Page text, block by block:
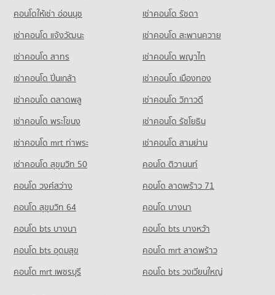
คอนโดให้เช่า อ่อนนุช
เช่าคอนโด รัชดา
เช่าคอนโด แจ้งวัฒนะ
เช่าคอนโด สะพานควาย
เช่าคอนโด สาทร
เช่าคอนโด พญาไท
เช่าคอนโด ปิ่นเกล้า
เช่าคอนโด เมืองทอง
เช่าคอนโด ตลาดพลู
เช่าคอนโด วิภาวดี
เช่าคอนโด พระโขนง
เช่าคอนโด รัชโยธิน
เช่าคอนโด mrt ท่าพระ
เช่าคอนโด สามย่าน
เช่าคอนโด สุขุมวิท 50
คอนโด ติวานนท์
คอนโด วงศ์สว่าง
คอนโด ลาดพร้าว 71
คอนโด สุขุมวิท 64
คอนโด บางนา
คอนโด bts บางนา
คอนโด bts บางหว้า
คอนโด bts อุดมสุข
คอนโด mrt ลาดพร้าว
คอนโด mrt เพชรบุรี
คอนโด bts วงเวียนใหญ่